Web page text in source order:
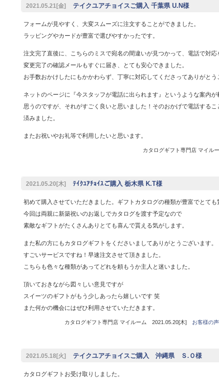
2021.05.21[金] テイクユアチョイスご購入 千葉県 U.N様
フォームが見やすく、大変スムーズに注文することができました。
ラッピングやカードが豊富で選びやすかったです。
注文完了直後に、こちらのミスで宛名の間違いが見つかって、電話で対
変更完了の確認メールもすぐに届き、とても安心できました。
お手数おかけしたにもかかわらず、丁寧に対応してくださってありがとう
ネットのページに『今スタッフが電話に出られます』というような案内が
思うのですが、それがすごく良いと思いました！そのおかげで電話するこ
済みました。
またお祝いやお礼等で利用したいと思います。
カタログギフト専門店 マイ
2021.05.20[木] ﾃｲｸﾕｱﾁｮｲｽご購入 栃木県 K.T様
初めて購入させていただきました。ギフトカタログの種類が豊富でとても
今回は両親に新築祝いのお返しでカタログを渡す予定なので
素敵なギフトがたくさんありとても喜んで貰える気がします。
また私の方にもカタログギフトをくださいましてありがとうございます。
すごいサービスですね！早速注文させて頂きました。
こちらも色々な種類があってどれを頼もうか主人と迷いました。
頂いておきながら図々しい意見ですが
スイーツのギフトがもう少しあったら嬉しいです 笑
また何かの機会にはぜひ利用させていただきます。
カタログギフト専門店 マイルーム 2021.05.20[木] お客様の声
2021.05.18[火] テイクユアチョイスご購入 沖縄県 Ｓ.Ｏ様
カタログギフトお受け取りしました。